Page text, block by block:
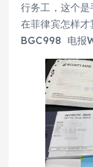
行务工，这个是
在菲律宾怎样
BGC998 电报